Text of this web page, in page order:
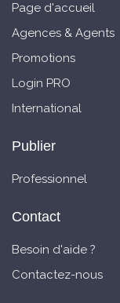
Page d'accueil
Agences & Agents
Promotions
Login PRO
International
Publier
Professionnel
Contact
Besoin d'aide ?
Contactez-nous